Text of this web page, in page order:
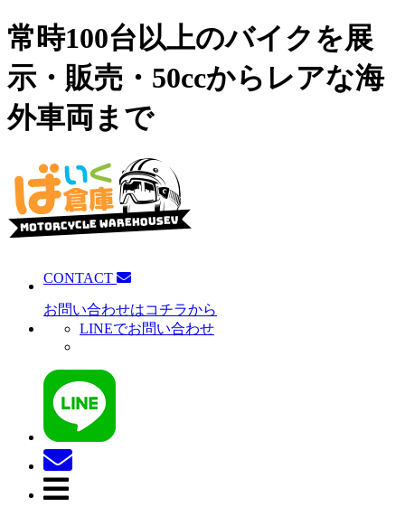
常時100台以上のバイクを展
示・販売・50ccからレアな海
外車両まで
CONTACT
お問い合わせはコチラから
LINEでお問い合わせ